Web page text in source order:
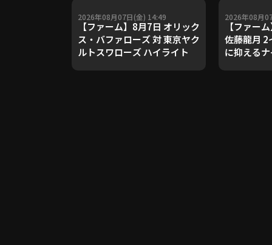
2026年08月07日(金) 14:49
【ファーム】8月7日 オリック
ス・バファローズ 対 東京ヤク
ルトスワローズ ハイライト
2026年08月
【ファー
佐藤龍月 2
に抑える